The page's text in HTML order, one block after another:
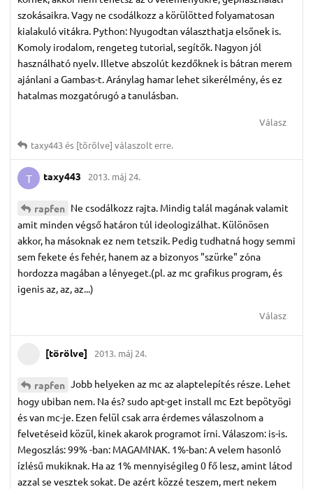
szokásaikra. Vagy ne csodálkozz a körülötted folyamatosan
kialakuló vitákra. Python: Nyugodtan választhatja elsőnek is.
Komoly irodalom, rengeteg tutorial, segítők. Nagyon jól
használható nyelv. Illetve abszolút kezdőknek is bátran merem
ajánlani a Gambas-t. Aránylag hamar lehet sikerélmény, és ez
hatalmas mozgatórugó a tanulásban.
Válasz
taxy443és [törölve] válaszolt erre.
T taxy443 2013. máj 24.
rapfen Ne csodálkozz rajta. Mindig talál magának valamit
amit minden végső határon túl ideologizálhat. Különösen
akkor, ha másoknak ez nem tetszik. Pedig tudhatná hogy semmi
sem fekete és fehér, hanem az a bizonyos "szürke" zóna
hordozza magában a lényeget.(pl. az mc grafikus program, és
igenis az, az, az...)
Válasz
[törölve] 2013. máj 24.
rapfen Jobb helyeken az mc az alaptelepítés része. Lehet
hogy ubiban nem. Na és? sudo apt-get install mc Ezt bepötyögi
és van mc-je. Ezen felül csak arra érdemes válaszolnom a
felvetéseid közül, kinek akarok programot írni. Válaszom: is-is.
Megoszlás: 99% -ban: MAGAMNAK. 1%-ban: A velem hasonló
ízlésű mukiknak. Ha az 1% mennyiségileg 0 fő lesz, amint látod
azzal se vesztek sokat. De azért közzé teszem, mert nekem